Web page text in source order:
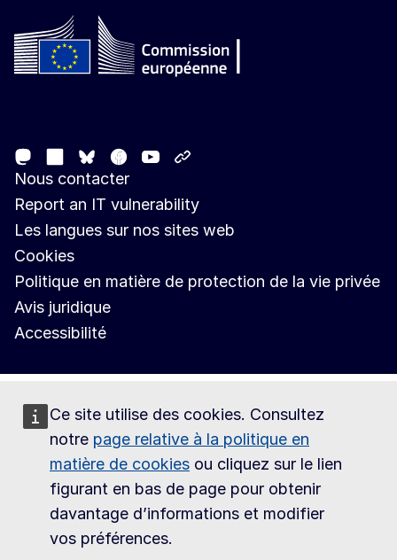
Ce site utilise des cookies. Consultez
notre page relative à la politique en
matière de cookies ou cliquez sur le lien
figurant en bas de page pour obtenir
davantage d’informations et modifier
vos préférences.
MastodonLinkedIn
Bluesky
Facebook
Youtube
Nous contacter
Report an IT vulnerability
Les langues sur nos sites web
Cookies
Politique en matière de protection de la vie privée
Avis juridique
Accessibilité